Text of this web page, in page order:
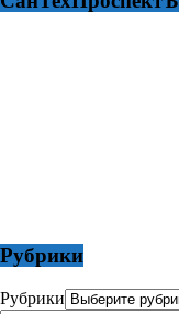
Рубрики
Рубрики